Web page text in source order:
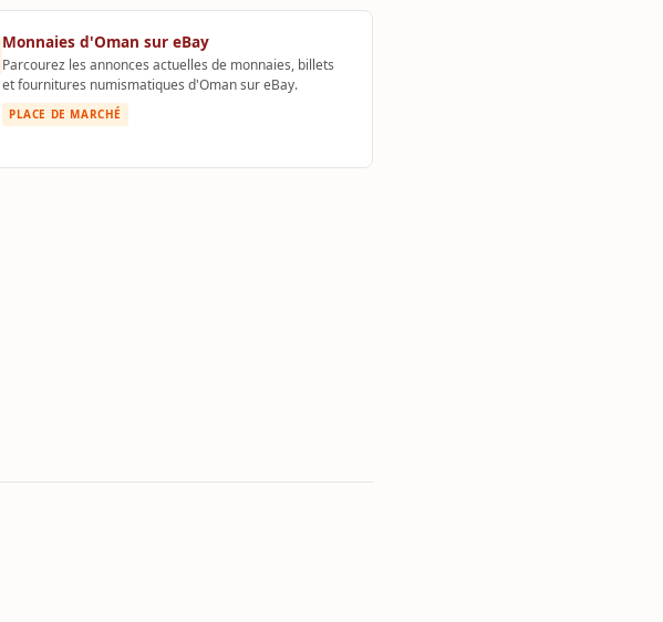
Monnaies d'Oman sur eBay
Parcourez les annonces actuelles de monnaies, billets
et fournitures numismatiques d'Oman sur eBay.
PLACE DE MARCHÉ